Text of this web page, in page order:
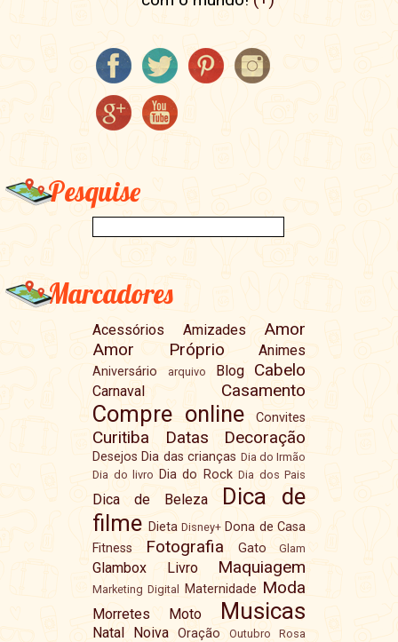
Pesquise
Marcadores
Acessórios Amizades
Amor
Amor Próprio
Animes
Aniversário arquivo Blog Cabelo
Carnaval Casamento
Compre online Convites
Curitiba Datas Decoração
Desejos Dia das crianças Dia do Irmão
Dia do livro Dia do Rock Dia dos Pais
Dica de Beleza
Dica de
filme Dieta Disney+ Dona de Casa
Fitness
Fotografia Gato Glam
Glambox Livro Maquiagem
Marketing Digital Maternidade Moda
Morretes Moto Musicas
Natal Noiva Oração Outubro Rosa